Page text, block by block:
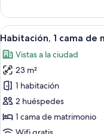
ciudad
2
camas
individuales,
a
la
ciudad
Abrir
todas
las
fotos
de
Habitación,
1
cama
10
Habitación, 1 cama de
Vistas a la ciudad
23 m²
1 habitación
2 huéspedes
1 cama de matrimonio